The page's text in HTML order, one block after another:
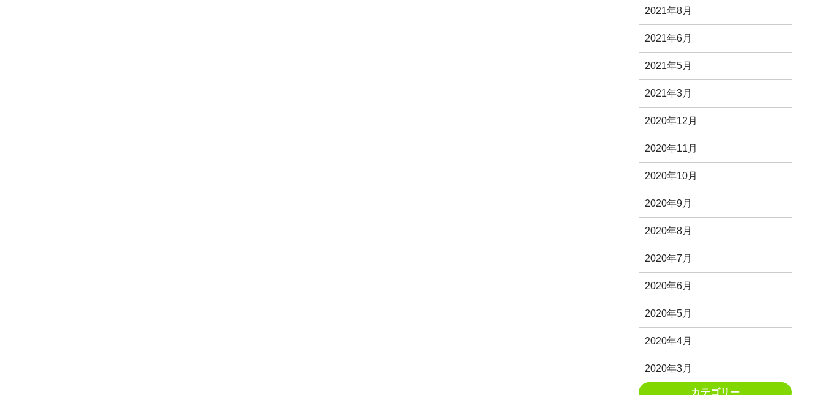
2021年8月
2021年6月
2021年5月
2021年3月
2020年12月
2020年11月
2020年10月
2020年9月
2020年8月
2020年7月
2020年6月
2020年5月
2020年4月
2020年3月
カテゴリー